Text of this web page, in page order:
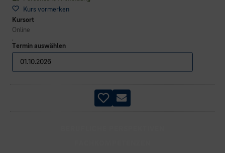
Kurs vormerken
Kursort
Online
,
Termin auswählen